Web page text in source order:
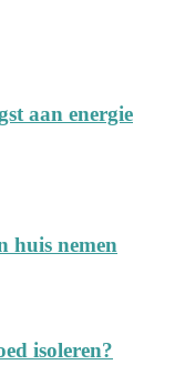
aan energie
huis nemen
isoleren?